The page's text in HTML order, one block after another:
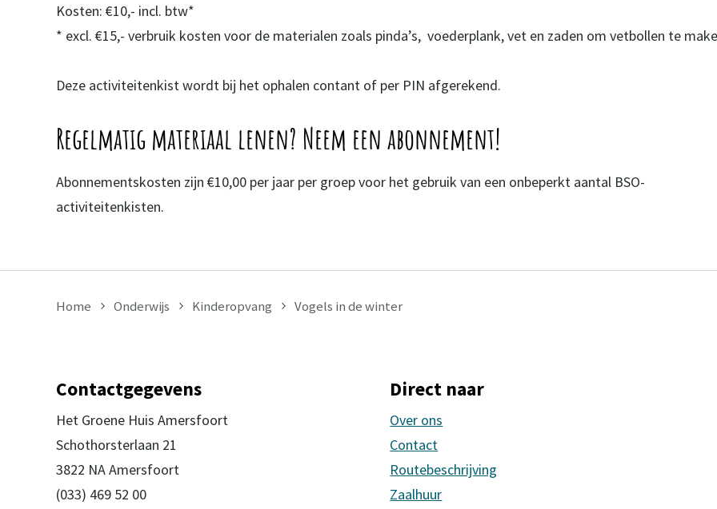
Kosten: €10,- incl. btw*
* excl. €15,- verbruik kosten voor de materialen zoals pinda’s, voederplank, vet en zaden om vetbollen te
Deze activiteitenkist wordt bij het ophalen contant of per PIN afgerekend.
Regelmatig materiaal lenen? Neem een abonnement!
Abonnementskosten zijn €10,00 per jaar per groep voor het gebruik van een onbeperkt aantal BSO-
activiteitenkisten.
Home Onderwijs Kinderopvang Vogels in de winter
Contactgegevens
Het Groene Huis Amersfoort
Schothorsterlaan 21
3822 NA Amersfoort
(033) 469 52 00
Direct naar
Over ons
Contact
Routebeschrijving
Zaalhuur